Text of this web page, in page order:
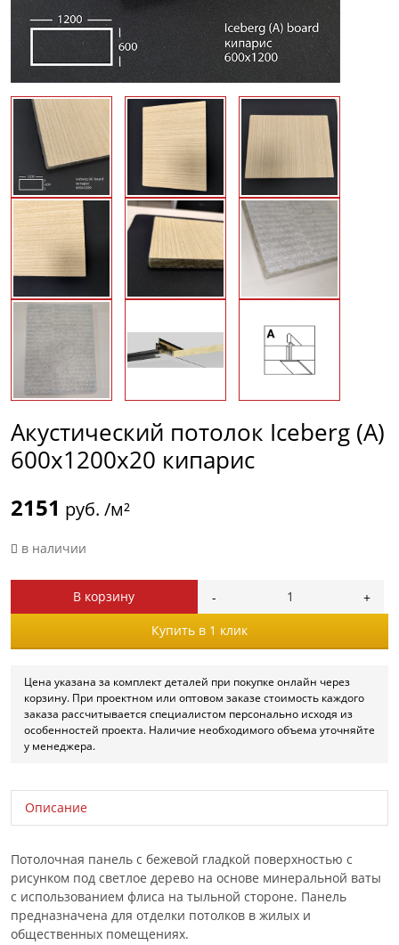
Акустический потолок Iceberg (A)
600х1200х20 кипарис
2151 руб. /м²
в наличии
В корзину
Купить в 1 клик
Цена указана за комплект деталей при покупке онлайн через
корзину. При проектном или оптовом заказе стоимость каждого
заказа рассчитывается специалистом персонально исходя из
особенностей проекта. Наличие необходимого объема уточняйте
у менеджера.
Описание
Потолочная панель с бежевой гладкой поверхностью с
рисунком под светлое дерево на основе минеральной ваты
с использованием флиса на тыльной стороне. Панель
предназначена для отделки потолков в жилых и
общественных помещениях.